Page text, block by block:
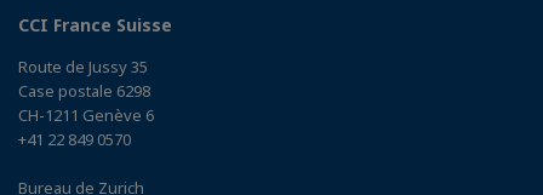
CCI France Suisse
Route de Jussy 35
Case postale 6298
CH-1211 Genève 6
+41 22 849 0570
Bureau de Zurich